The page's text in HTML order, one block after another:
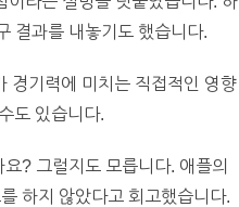
결과를 내놓기도 했습니다.
경기력에 미치는 직접적인 영향
도 있습니다.
? 그럴지도 모릅니다. 애플의
하지 않았다고 회고했습니다.